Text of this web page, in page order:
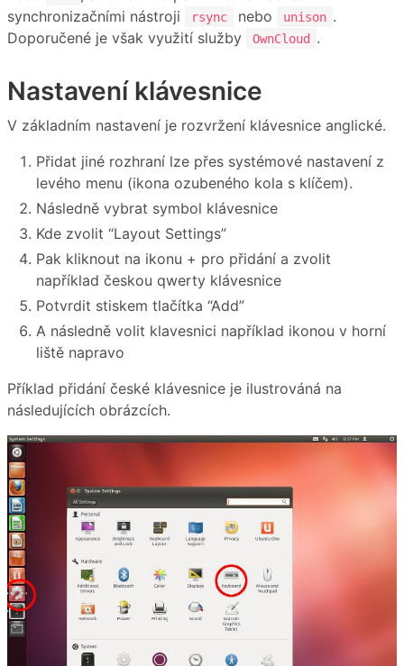
synchronizačními nástroji
rsync nebo unison .
Doporučené je však využití služby
OwnCloud .
Nastavení klávesnice
V základním nastavení je rozvržení klávesnice anglické.
Přidat jiné rozhraní lze přes systémové nastavení z
levého menu (ikona ozubeného kola s klíčem).
Následně vybrat symbol klávesnice
Kde zvolit “Layout Settings”
Pak kliknout na ikonu + pro přidání a zvolit
například českou qwerty klávesnice
Potvrdit stiskem tlačítka “Add”
A následně volit klavesnici například ikonou v horní
liště napravo
Příklad přidání české klávesnice je ilustrováná na
následujících obrázcích.